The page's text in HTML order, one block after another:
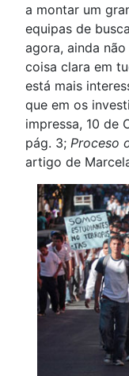
a montar um
equipas de
agora, ainda
coisa clara em
está mais
que em os
impressa, 10 de
pág. 3; Proceso
artigo de